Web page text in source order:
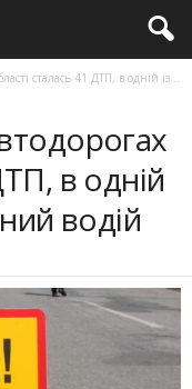
сталась 41 ДТП, в одній із...
в одній
водій